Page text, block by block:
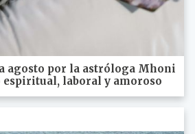
agosto por la astróloga Mhoni
espiritual, laboral y amoroso